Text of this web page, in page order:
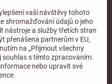
vaší návštěvy tohoto
shromažďování údajů o jeho
nástroje a služby třetích stran
přenášena partnerům v EU,
na „Přijmout všechny
souhlas s tímto zpracováním.
nebo upravit své